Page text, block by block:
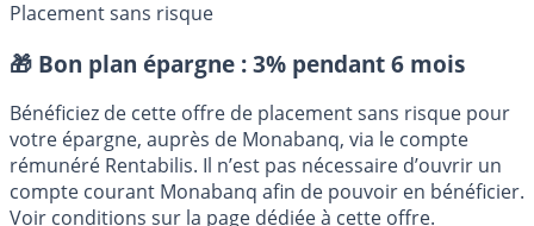
Placement sans risque
🎁 Bon plan épargne : 3% pendant 6 mois
Bénéficiez de cette offre de placement sans risque pour
votre épargne, auprès de Monabanq, via le compte
rémunéré Rentabilis. Il n’est pas nécessaire d’ouvrir un